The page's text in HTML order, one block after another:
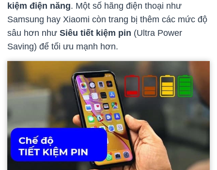
kiệm điện năng. Một số hãng điện thoại như
Samsung hay Xiaomi còn trang bị thêm các mức độ
sâu hơn như Siêu tiết kiệm pin (Ultra Power
Saving) để tối ưu mạnh hơn.